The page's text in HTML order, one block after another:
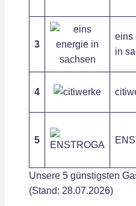
3
eins
in
4
5
Unsere 5 günstigsten
(Stand: 28.07.2026)